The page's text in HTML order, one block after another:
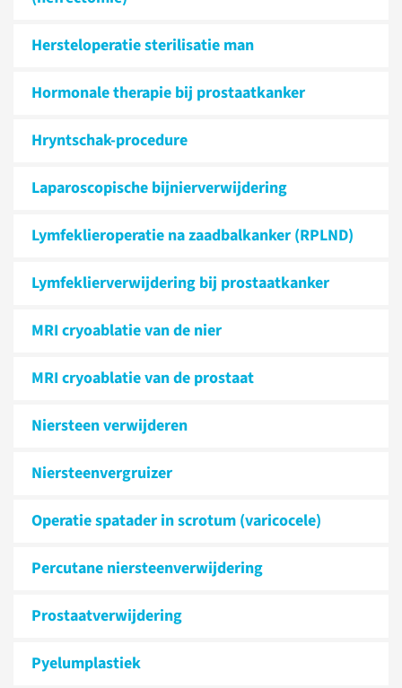
Hersteloperatie sterilisatie man
Hormonale therapie bij prostaatkanker
Hryntschak-procedure
Laparoscopische bijnierverwijdering
Lymfeklieroperatie na zaadbalkanker (RPLND)
Lymfeklier­verwijdering bij prostaat­kanker
MRI cryoablatie van de nier
MRI cryoablatie van de prostaat
Niersteen verwijderen
Niersteen­vergruizer
Operatie spatader in scrotum (varicocele)
Percutane niersteenverwijdering
Prostaat­verwijdering
Pyelumplastiek